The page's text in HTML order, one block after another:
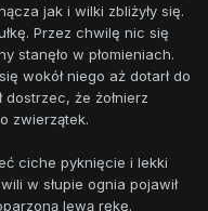
jak i wilki zbliżyły się.
Przez chwilę nic się
stanęło w płomieniach.
wokół niego aż dotarł do
że żołnierz
zwierzątek.
ciche pyknięcie i lekki
w słupie ognia pojawił
lewą rękę.